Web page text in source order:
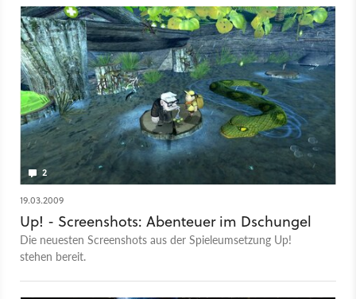
2
19.03.2009
Up! - Screenshots: Abenteuer im Dschungel
Die neuesten Screenshots aus der Spieleumsetzung Up!
stehen bereit.